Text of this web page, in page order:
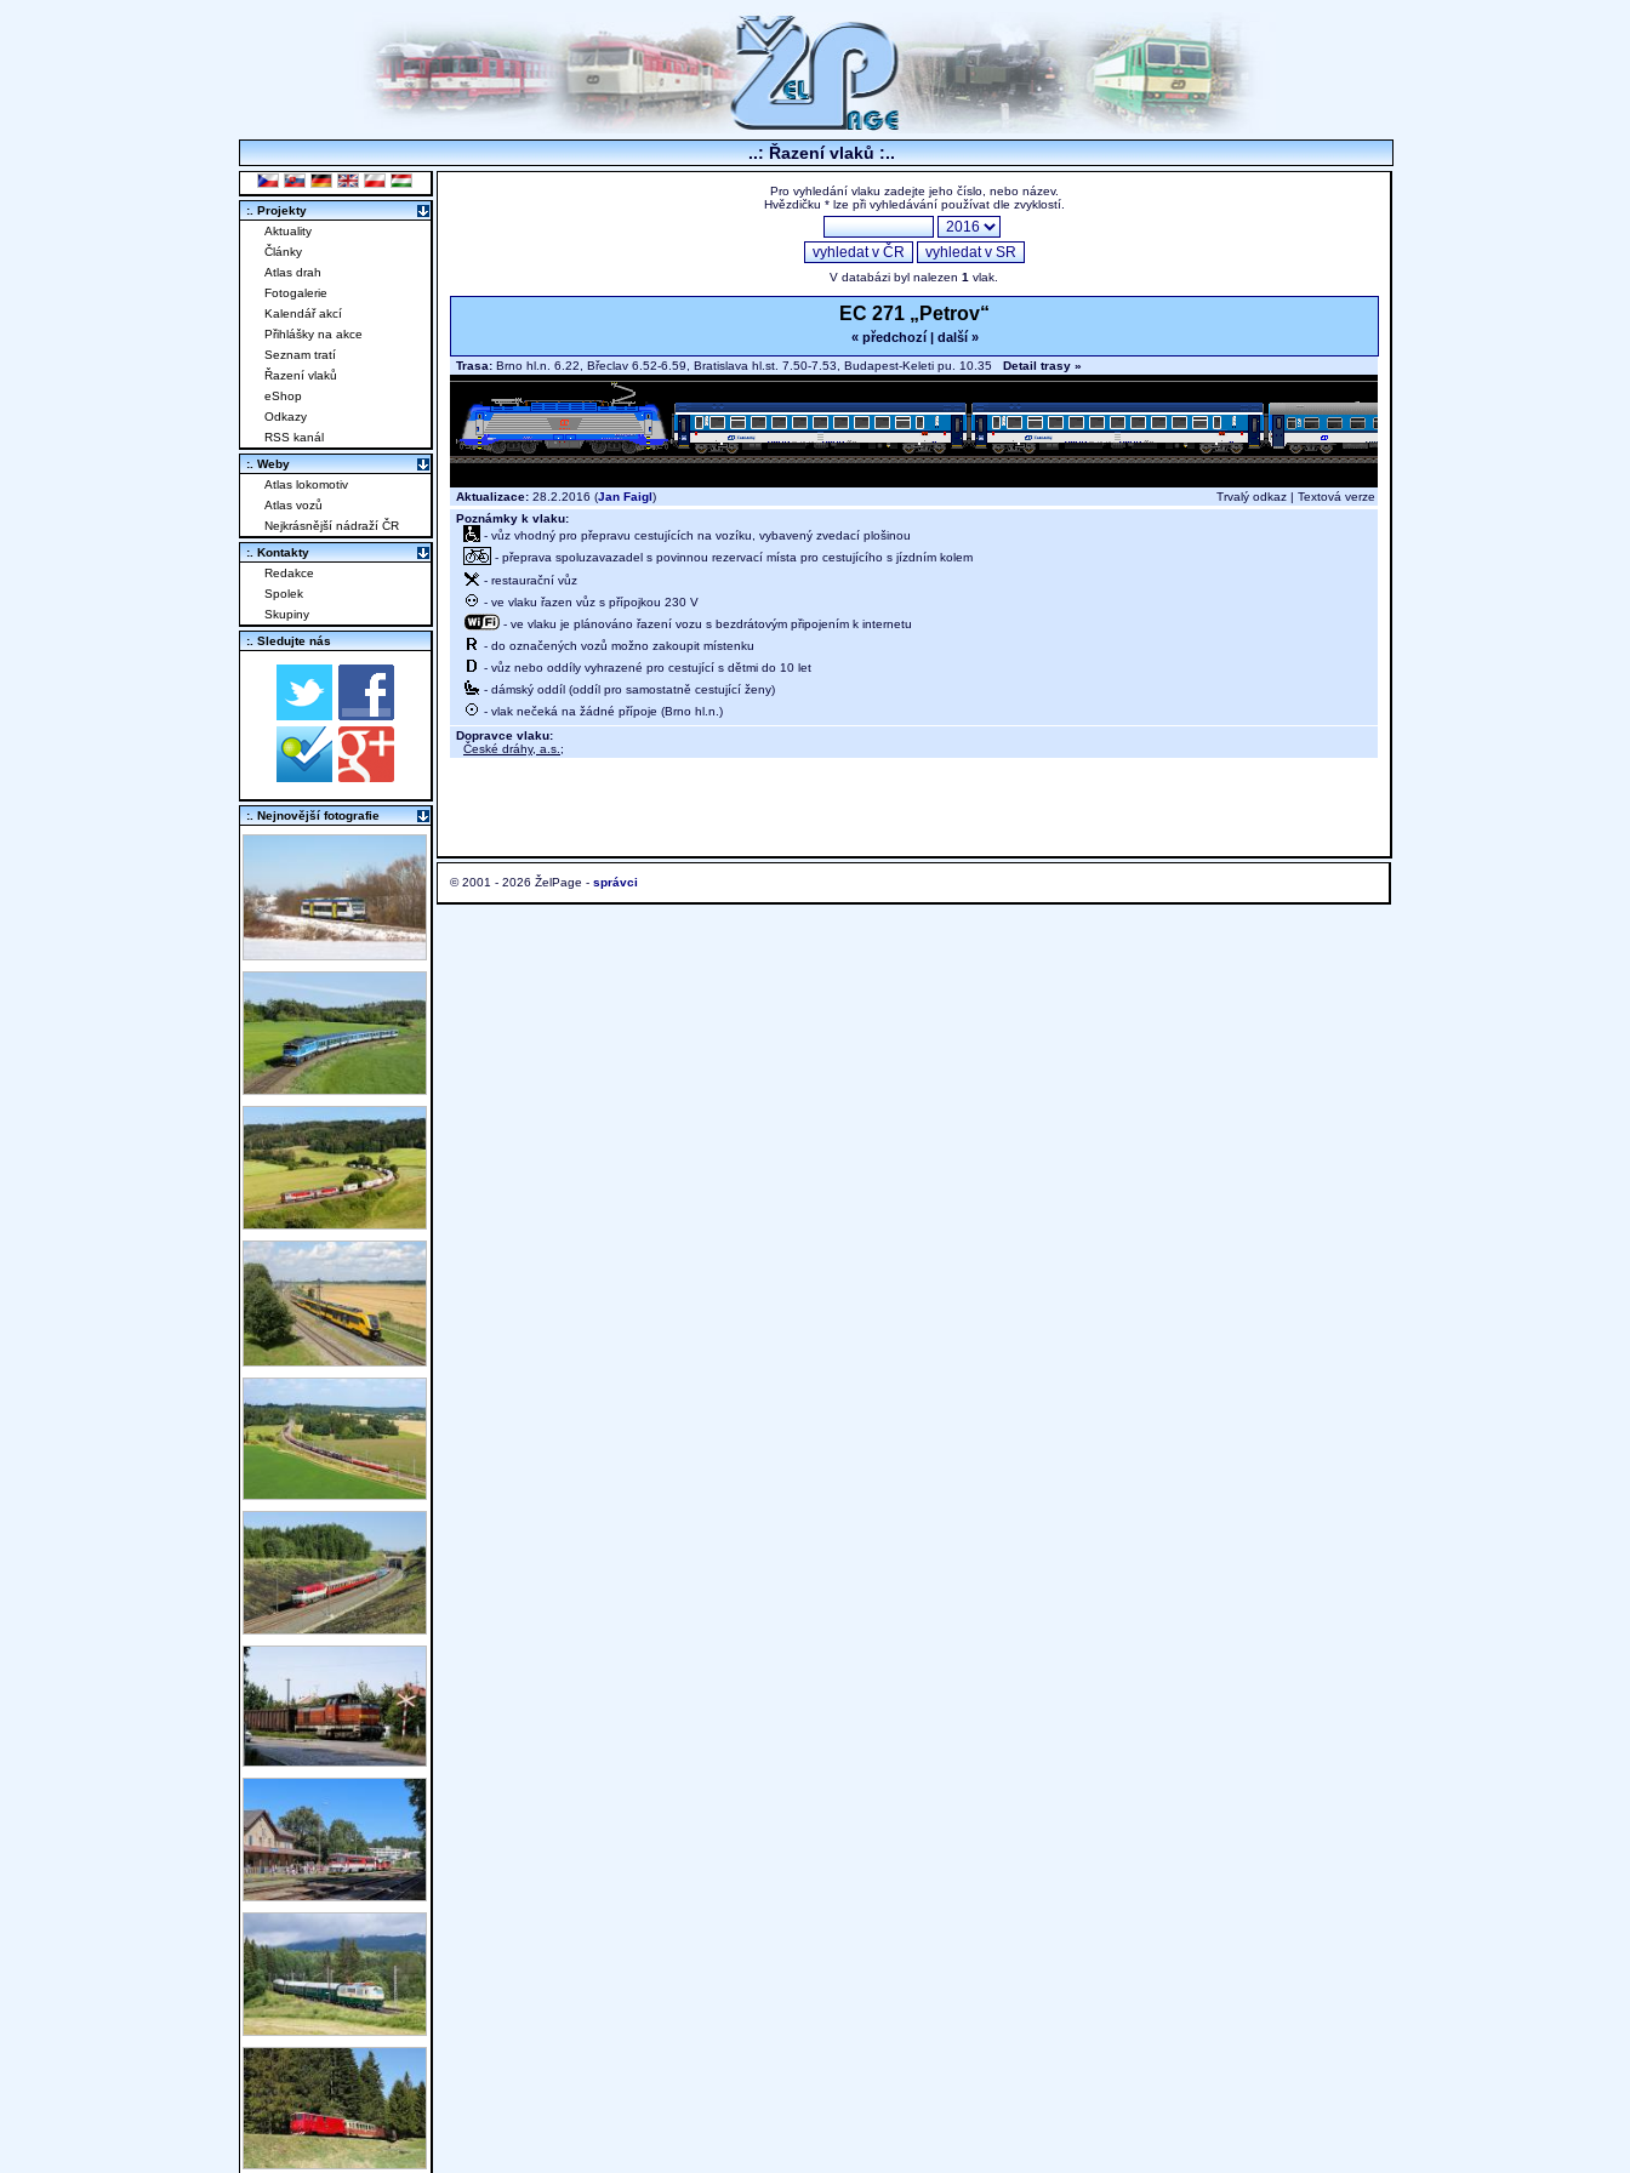
..: Řazení vlaků :..
Pro vyhledání vlaku zadejte jeho číslo, nebo název.
Hvězdičku * lze při vyhledávání používat dle zvyklostí.
V databázi byl nalezen 1 vlak.
EC 271 „Petrov“
« předchozí| další »
Trasa: Brno hl.n. 6.22, Břeclav 6.52-6.59, Bratislava hl.st. 7.50-7.53, Budapest-Keleti pu. 10.35 Detail trasy »
Aktualizace: 28.2.2016 (Jan Faigl) Trvalý odkaz | Textová verze
Poznámky k vlaku:
- vůz vhodný pro přepravu cestujících na vozíku, vybavený zvedací plošinou
- přeprava spoluzavazadel s povinnou rezervací místa pro cestujícího s jízdním kolem
- restaurační vůz
- ve vlaku řazen vůz s přípojkou 230 V
- ve vlaku je plánováno řazení vozu s bezdrátovým připojením k internetu
- do označených vozů možno zakoupit místenku
- vůz nebo oddíly vyhrazené pro cestující s dětmi do 10 let
- dámský oddíl (oddíl pro samostatně cestující ženy)
- vlak nečeká na žádné přípoje (Brno hl.n.)
Dopravce vlaku:
České dráhy, a.s. ;
© 2001 - 2026 ŽelPage - správci
:. Projekty
Aktuality
Články
Atlas drah
Fotogalerie
Kalendář akcí
Přihlášky na akce
Seznam tratí
Řazení vlaků
eShop
Odkazy
RSS kanál
:. Weby
Atlas lokomotiv
Atlas vozů
Nejkrásnější nádraží ČR
:. Kontakty
Redakce
Spolek
Skupiny
:. Sledujte nás
:. Nejnovější fotografie